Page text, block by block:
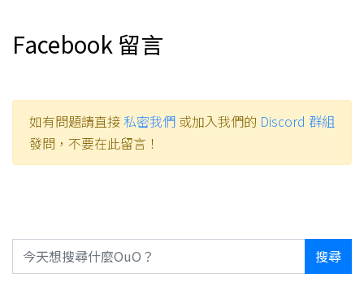
Facebook 留言
如有問題請直接私密我們 或加入我們的 Discord 群組
發問，不要在此留言！
搜尋